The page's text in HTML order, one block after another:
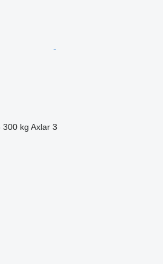
300 kg Axlar 3